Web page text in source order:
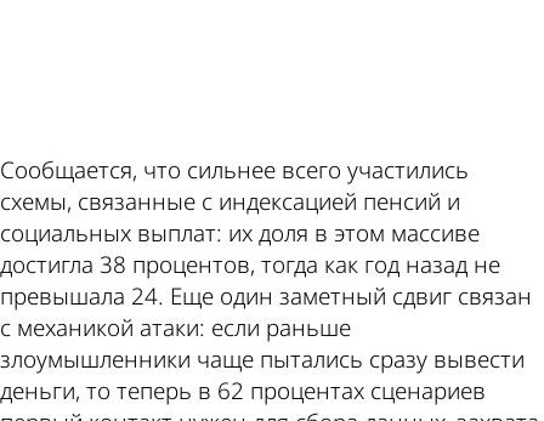
Сообщается, что сильнее всего участились
схемы, связанные с индексацией пенсий и
социальных выплат: их доля в этом массиве
достигла 38 процентов, тогда как год назад не
превышала 24. Еще один заметный сдвиг связан
с механикой атаки: если раньше
злоумышленники чаще пытались сразу вывести
деньги, то теперь в 62 процентах сценариев